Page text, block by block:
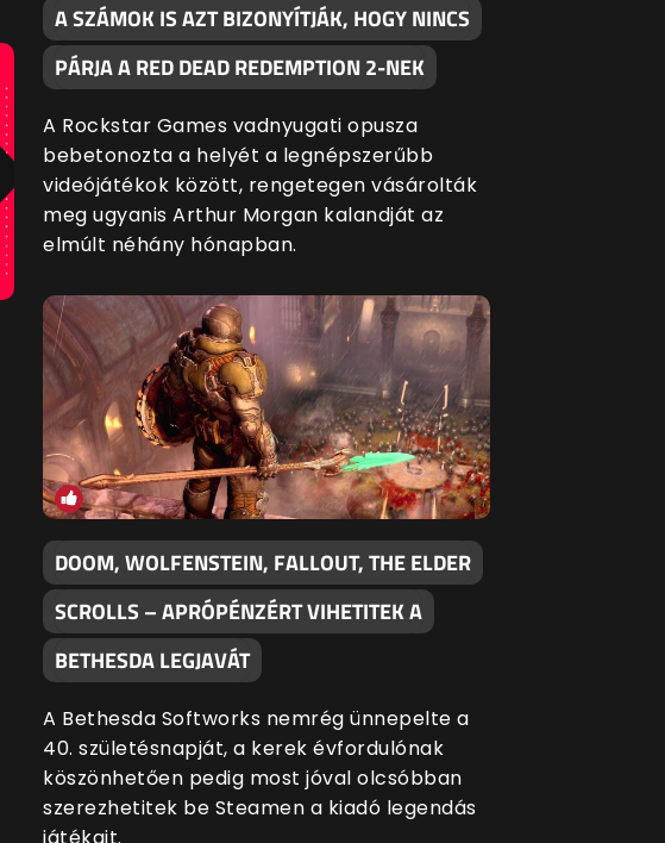
A SZÁMOK IS AZT BIZONYÍTJÁK, HOGY NINCS
PÁRJA A RED DEAD REDEMPTION 2-NEK
A Rockstar Games vadnyugati opusza
bebetonozta a helyét a legnépszerűbb
videójátékok között, rengetegen vásárolták
meg ugyanis Arthur Morgan kalandját az
elmúlt néhány hónapban.
DOOM, WOLFENSTEIN, FALLOUT, THE ELDER
SCROLLS – APRÓPÉNZÉRT VIHETITEK A
BETHESDA LEGJAVÁT
A Bethesda Softworks nemrég ünnepelte a
40. születésnapját, a kerek évfordulónak
köszönhetően pedig most jóval olcsóbban
szerezhetitek be Steamen a kiadó legendás